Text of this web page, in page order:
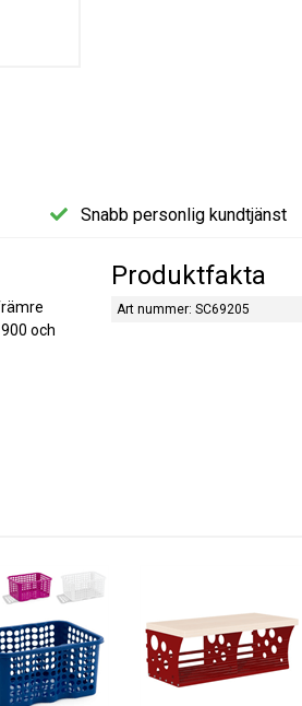
Snabb personlig kundtjänst
och
Produktfakta
Art nummer: SC69205